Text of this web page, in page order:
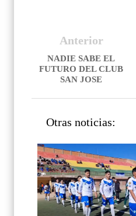
Anterior
NADIE SABE EL
FUTURO DEL CLUB
SAN JOSE
Otras noticias: